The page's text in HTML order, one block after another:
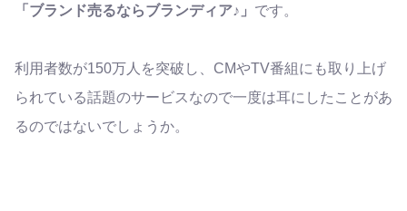
「ブランド売るならブランディア♪」 です。
利用者数が150万人を突破し、CMやTV番組にも取り上げ
られている話題のサービスなので一度は耳にしたことがあ
るのではないでしょうか。